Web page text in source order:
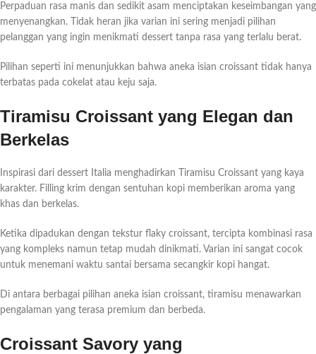
Perpaduan rasa manis dan sedikit asam menciptakan keseimbangan yang
menyenangkan. Tidak heran jika varian ini sering menjadi pilihan
pelanggan yang ingin menikmati dessert tanpa rasa yang terlalu berat.
Pilihan seperti ini menunjukkan bahwa aneka isian croissant tidak hanya
terbatas pada cokelat atau keju saja.
Tiramisu Croissant yang Elegan dan
Berkelas
Inspirasi dari dessert Italia menghadirkan Tiramisu Croissant yang kaya
karakter. Filling krim dengan sentuhan kopi memberikan aroma yang
khas dan berkelas.
Ketika dipadukan dengan tekstur flaky croissant, tercipta kombinasi rasa
yang kompleks namun tetap mudah dinikmati. Varian ini sangat cocok
untuk menemani waktu santai bersama secangkir kopi hangat.
Di antara berbagai pilihan aneka isian croissant, tiramisu menawarkan
pengalaman yang terasa premium dan berbeda.
Croissant Savory yang